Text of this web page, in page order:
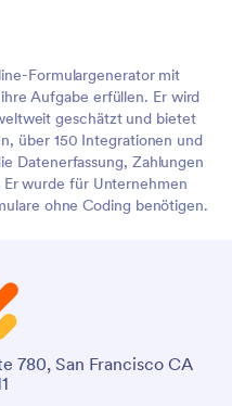
Formulargenerator mit
Aufgabe erfüllen. Er wird
geschätzt und bietet
über 150 Integrationen und
Datenerfassung, Zahlungen
wurde für Unternehmen
ohne Coding benötigen.
780, San Francisco CA